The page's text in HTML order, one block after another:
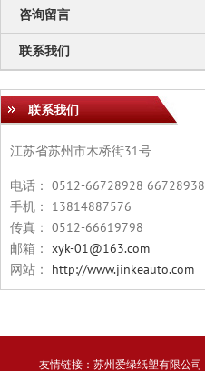
咨询留言
联系我们
联系我们
江苏省苏州市木桥街31号
电话： 0512-66728928 66728938
手机： 13814887576
传真： 0512-66619798
邮箱： xyk-01@163.com
网站： http://www.jinkeauto.com
友情链接： 苏州爱绿纸塑有限公司